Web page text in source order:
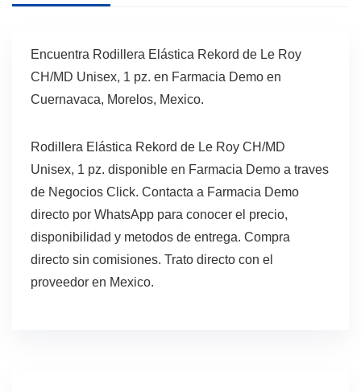
Encuentra Rodillera Elástica Rekord de Le Roy
CH/MD Unisex, 1 pz. en Farmacia Demo en
Cuernavaca, Morelos, Mexico.
Rodillera Elástica Rekord de Le Roy CH/MD
Unisex, 1 pz. disponible en Farmacia Demo a traves
de Negocios Click. Contacta a Farmacia Demo
directo por WhatsApp para conocer el precio,
disponibilidad y metodos de entrega. Compra
directo sin comisiones. Trato directo con el
proveedor en Mexico.